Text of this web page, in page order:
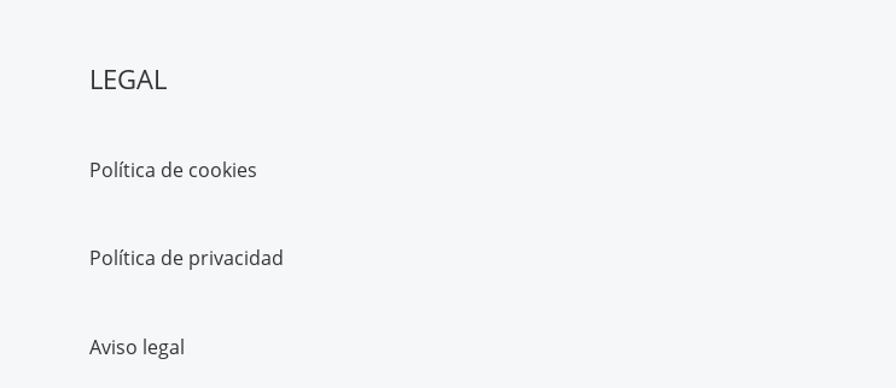
LEGAL
Política de cookies
Política de privacidad
Aviso legal